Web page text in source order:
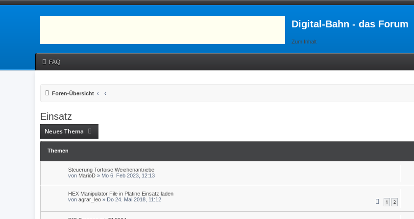
Digital-Bahn - das Forum
Zum Inhalt
FAQ
Foren-Übersicht
Einsatz
Neues Thema
Themen
Steuerung Tortoise Weichenantriebe
von MarioD » Mo 6. Feb 2023, 12:13
HEX Manipulator File in Platine Einsatz laden
von agrar_leo » Do 24. Mai 2018, 11:12 1 2